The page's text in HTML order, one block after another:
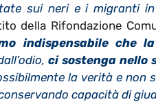
sui neri e i migranti in
della Rifondazione
indispensabile che
ci sostenga nello
la verità e non
capacità di